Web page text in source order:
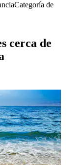
Categoría de
cerca de